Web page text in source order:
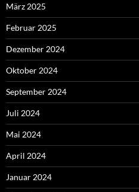
März 2025
Februar 2025
Dezember 2024
Oktober 2024
September 2024
Juli 2024
Mai 2024
April 2024
Januar 2024